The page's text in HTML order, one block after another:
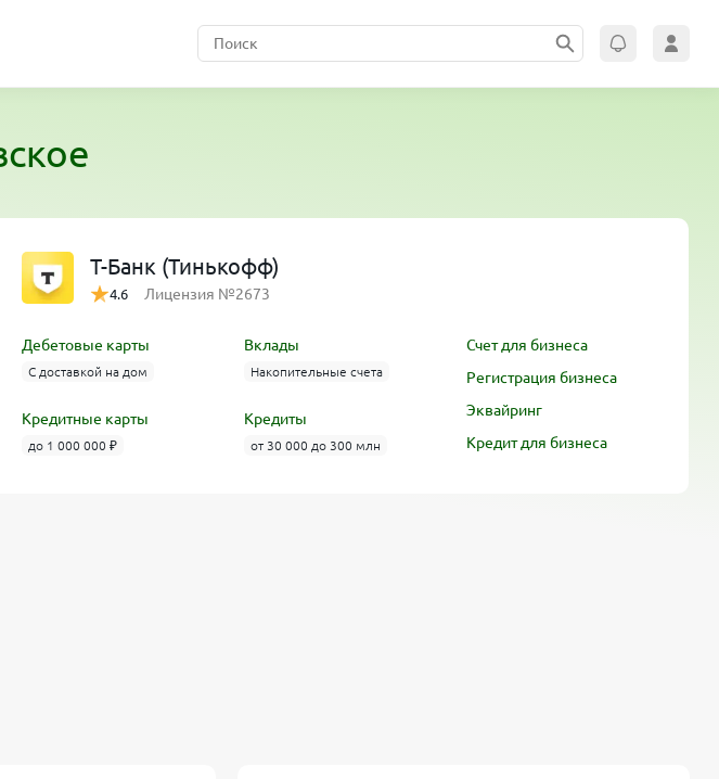
Т-Банк (Тинькофф)
4.6 Лицензия №2673
Дебетовые карты
С доставкой на дом
Кредитные карты
до 1 000 000 ₽
Вклады
Накопительные счета
Кредиты
от 30 000 до 300 млн
Счет для бизнеса
Регистрация бизнеса
Эквайринг
Кредит для бизнеса